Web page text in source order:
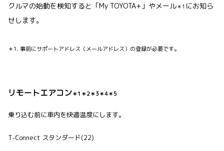
クルマの始動を検知すると「My TOYOTA+」やメール＊1 にお知ら
せします。
＊1. 事前にサポートアドレス（メールアドレス）の登録が必要です。
リモートエアコン＊1＊2＊3＊4＊5
乗り込む前に車内を快適温度にします。
T-Connect スタンダード(22)